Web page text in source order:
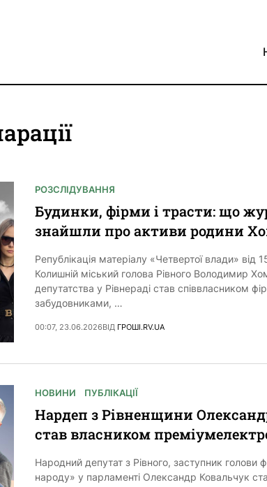
РОЗСЛІДУВАННЯ
Будинки, фірми і трасти: що
знайшли про активи родини
Републікація матеріалу «Четвертої влади» від
Колишній міський голова Рівного Володимир
депутатства у Рівнераді став співвласником
забудовниками, …
00:07, 23.06.2026ВІД ГРОШІ.RV.UA
НОВИНИ ПУБЛІКАЦІЇ
Нардеп з Рівненщини
став власником
Народний депутат з Рівного, заступник голови
народу» у парламенті Олександр Ковальчук